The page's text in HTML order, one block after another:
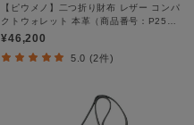
【ピウメノ】二つ折り財布 レザー コンパ
クトウォレット 本革（商品番号：P25－
65512）
¥46,200
5.0 (2件)